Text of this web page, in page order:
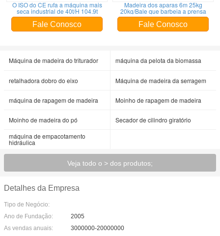
O ISO do CE rufa a máquina mais
seca industrial de 40t/H 104.9t
Fale Conosco
Madeira dos aparas 6m 25kg
20kg/Bale que barbeia a prensa
Fale Conosco
Máquina de madeira do triturador máquina da pelota da biomassa
retalhadora dobro do eixo Máquina de madeira da serragem
máquina de rapagem de madeira Moinho de rapagem de madeira
Moinho de madeira do pó
Secador de cilindro giratório
máquina de empacotamento
hidráulica
Veja todo o > dos produtos;
Detalhes da Empresa
Tipo de Negócio:
Ano de Fundação:
2005
As vendas anuais:
3000000-20000000